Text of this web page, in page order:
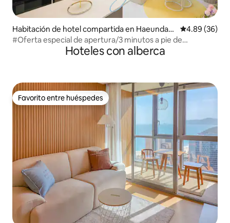
Habitación de hotel compartida en Haeundae-
gu
Calificación
4.89 (36)
#Oferta especial de apertura/3 minutos a pie de
Haeundae/Haeundae Wave #Doble terraza con vista al
Hoteles con alberca
Favorito entre huéspedes
Favorito entre huéspedes